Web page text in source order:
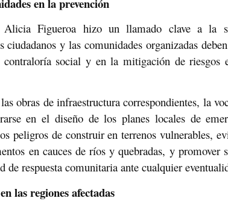
en la prevención
Alicia Figueroa hizo un llamado clave a la
ciudadanos y las comunidades organizadas
social y en la mitigación de riesgos
obras de infraestructura correspondientes, la
en el diseño de los planes locales de
peligros de construir en terrenos vulnerables,
en cauces de ríos y quebradas, y promover
de respuesta comunitaria ante cualquier
las regiones afectadas